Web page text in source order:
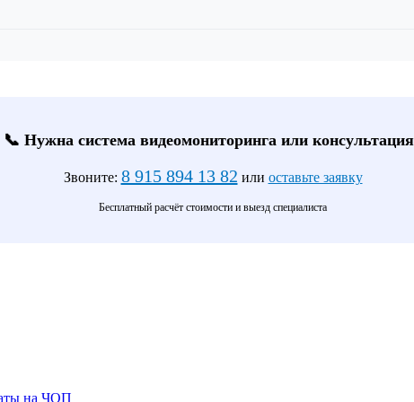
📞 Нужна система видеомониторинга или
Звоните: 8 915 894 13 82 или оставьте заявку
Бесплатный расчёт стоимости и выезд специалиста
на ЧОП